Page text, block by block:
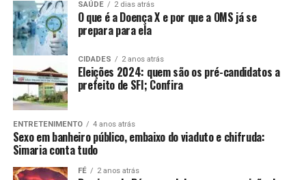
Escolhas do editor
Sem Petróleo: Quem É o Único
Bilionário da Venezuela na Lista
da Forbes
Fuga de cérebros
Dean e Hassabis foram considerados as duas principais
figuras da IA ​​no Google durante anos, antes de a área se
tornar o centro da inovação tecnológica.
ANÚNCIO
O projeto individual virou operação nacional. O
& Guedes Advogados
hoje quase 200 colaboradores, atuando no regime físico
e também no digital, com seis unidades operacionais. A
meta é ultrapassar 20 unidades nos próximos cinco
própria no Recife, com cerca de 1.800 metros
quadrados, dimensionada para mais de 400 profissionais
presenciais.
SAÚDE 2 dias atrás
O que é a Doença X e por que a OMS já se
prepara para ela
CIDADES 2 anos atrás
Eleições 2024: quem são os pré-candidatos a
prefeito de SFI; Confira
ENTRETENIMENTO 4 anos atrás
Sexo em banheiro público, embaixo do viaduto e chifruda:
Simaria conta tudo
FÉ 2 anos atrás